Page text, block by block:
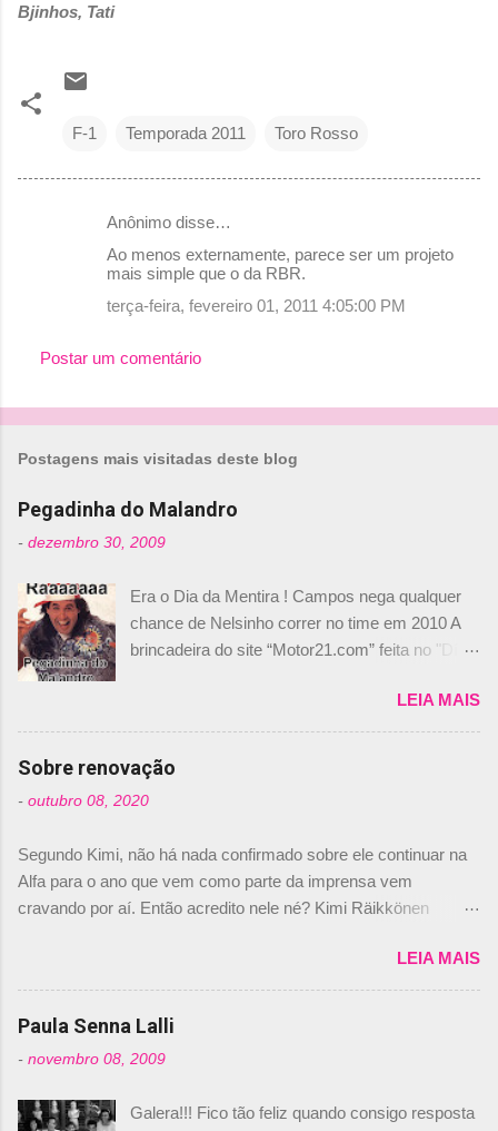
Bjinhos, Tati
F-1 Temporada 2011 Toro Rosso
n
á
r
o
s
Anônimo disse…
Ao menos externamente, parece ser um projeto
mais simple que o da RBR.
terça-feira, fevereiro 01, 2011 4:05:00 PM
Postar um comentário
Postagens mais visitadas deste blog
Pegadinha do Malandro
- dezembro 30, 2009
Era o Dia da Mentira ! Campos nega qualquer
chance de Nelsinho correr no time em 2010 A
brincadeira do site “Motor21.com” feita no "Día
de abril –, afirmando que Nelson Piquet havia
comprado 15% das ações da Campos, dando,
com isso, um lugar no time a Nelsinho Piquet,
foi esclarecida de uma vez por todas por
Daniele Audetto, diretor da escuderia. O
não será o companheiro de Bruno Senna em
2010. "Na verdade, nós recebemos uma oferta
de Piquet", admitiu Audetto. “Mas depois de ter
dois brasileiros”, explicou, dizendo ainda que
não tem nada contra o filho do tricampeão
Nelson Piquet. “Ele é um bom piloto, rápido e
experiente.” Audetto disse ainda que a suposta
não corresponde à realidade. “O suposto 15%
LEIA MAIS
Sobre renovação
- outubro 08, 2020
Segundo Kimi, não há nada confirmado sobre ele continuar na
Alfa para o ano que vem como parte da imprensa vem
cravando por aí. Então acredito nele né? Kimi Räikkönen
truth but I’ve never had an option in my contract so that’s
should, pretty much, tell you that it’s not true." #Kimi7 #EifelGP
#AlfaRomeoRacing pic.twitter.com/77EDVn39Ia — Kimi
Romain falando sobre o fato do Iceman estar há tantos anos na
@RGrosjean ! #EifelGP 🇩🇪 #F1
LEIA MAIS
Paula Senna Lalli
- novembro 08, 2009
Galera!!! Fico tão feliz quando consigo resposta